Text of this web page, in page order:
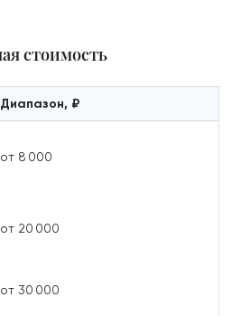
стоимость
Диапазон, ₽
от 8 000
от 20 000
от 30 000